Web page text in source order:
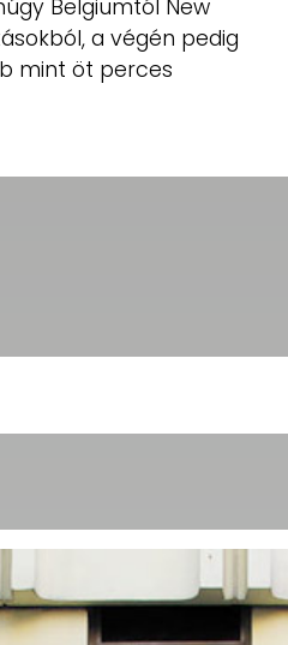
Belgiumtól New
a végén pedig
mint öt perces